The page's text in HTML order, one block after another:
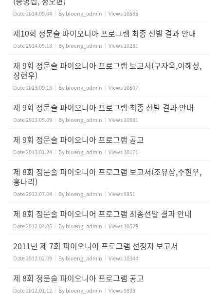
Date2014.09.04 Bybioeng_admin Views10585
제10회 정문술 파이오니아 프로그램 최종 선발 결과 안내
Date2014.05.18 Bybioeng_admin Views10281
제 9회 정문술 파이오니아 프로그램 보고서(구자욱,이혜성,
장현우)
Date2013.09.13 Bybioeng_admin Views10507
제 9회 정문술 파이오니아 프로그램 최종 선발 결과 안내
Date2013.05.09 Bybioeng_admin Views10981
제 9회 정문술 파이오니아 프로그램 공고
Date2013.01.24 Bybioeng_admin Views10171
제 8회 정문술 파이오니아 프로그램 보고서(조유상,주현우,
홍나리)
Date2012.07.04 Bybioeng_admin Views9851
제 8회 정문술 파이오니어 프로그램 최종선발 결과 안내
Date2012.04.05 Bybioeng_admin Views10529
2011년 제 7회 파이오니아 프로그램 선정자 보고서
Date2012.02.09 Bybioeng_admin Views10344
제 8회 정문술 파이오니아 프로그램 공고
Date2012.01.12 Bybioeng_admin Views9893